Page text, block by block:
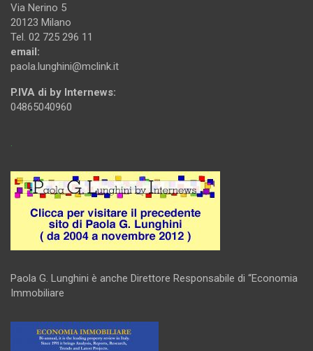
Via Nerino 5
20123 Milano
Tel. 02 725 296 11
email:
paola.lunghini@mclink.it
P.IVA di by Internews:
04865040960
.
Paola G. Lunghini è anche Direttore Responsabile di “Economia
Immobiliare